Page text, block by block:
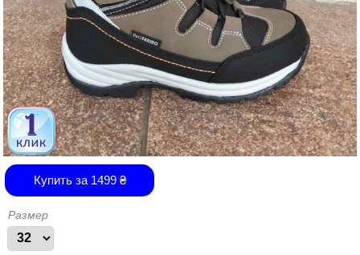
Купить за 1499₴
Размер